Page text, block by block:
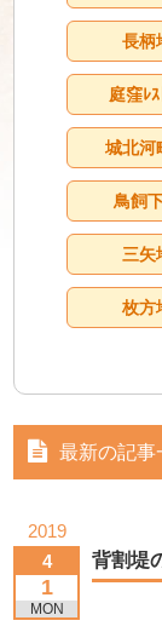
長柄
庭窪ﾚ
城北河
鳥飼
三矢
枚方
最新の記事
2019
4
1
MON
背割堤